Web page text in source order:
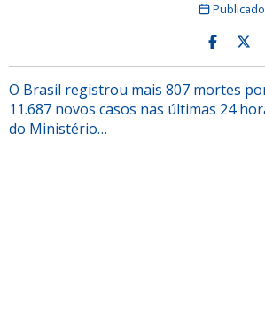
Publicado
O Brasil registrou mais 807 mortes
11.687 novos casos nas últimas 24
do Ministério…